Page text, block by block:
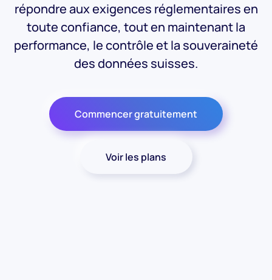
répondre aux exigences réglementaires en
toute confiance, tout en maintenant la
performance, le contrôle et la souveraineté
des données suisses.
Commencer gratuitement
Voir les plans